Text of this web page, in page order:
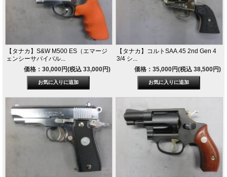
【タナカ】S&W M500 ES（エマージ
ェンシーサバイバル...
価格：30,000円(税込 33,000円)
【タナカ】コルトSAA.45 2nd Gen 4
3/4 シ...
価格：35,000円(税込 38,500円)